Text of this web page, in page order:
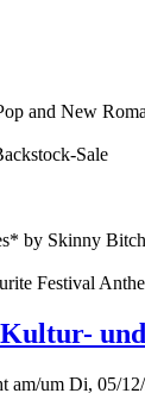
and New
Sale
by Skinny
Festival
am/um Di, 05/